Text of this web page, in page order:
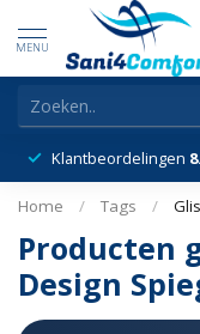
MENU
Klantbeordelingen
Home / Tags /
Producten
Design